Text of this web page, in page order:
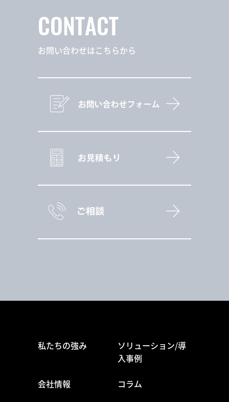
CONTACT
お問い合わせはこちらから
私たちの強み
ソリューション/導
入事例
会社情報 コラム